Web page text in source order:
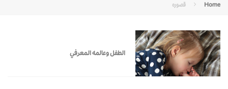
Home قصوره
الطفل وعالمه المعرفي